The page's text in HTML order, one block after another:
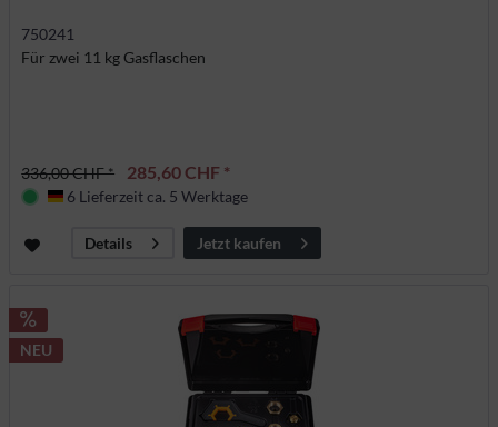
750241
Für zwei 11 kg Gasflaschen
336,00 CHF * 285,60 CHF *
Deutschland
6 Lieferzeit ca. 5 Werktage
Details Jetzt kaufen
NEU